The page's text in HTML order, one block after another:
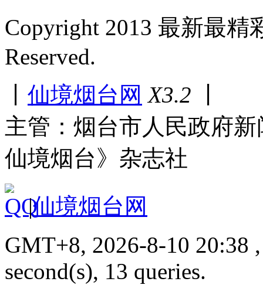
Copyright 2013 最新最
Reserved.
仙境烟台网 X3.2
主管：烟台市人民政府
仙境烟台》杂志社
|仙境烟台网
GMT+8, 2026-8-10 20:38
second(s), 13 queries.